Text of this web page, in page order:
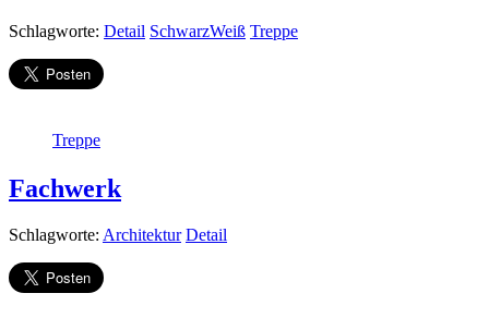
Schlagworte: Detail SchwarzWeiß Treppe
Treppe
Fachwerk
Schlagworte: Architektur Detail